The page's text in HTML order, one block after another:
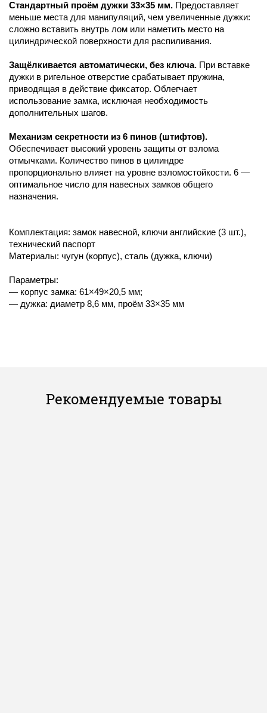
Стандартный проём дужки 33×35 мм. Предоставляет
меньше места для манипуляций, чем увеличенные дужки:
сложно вставить внутрь лом или наметить место на
цилиндрической поверхности для распиливания.
Защёлкивается автоматически, без ключа. При вставке
дужки в ригельное отверстие срабатывает пружина,
приводящая в действие фиксатор. Облегчает
использование замка, исключая необходимость
дополнительных шагов.
Механизм секретности из 6 пинов (штифтов).
Обеспечивает высокий уровень защиты от взлома
отмычками. Количество пинов в цилиндре
пропорционально влияет на уровне взломостойкости. 6 —
оптимальное число для навесных замков общего
назначения.
Комплектация: замок навесной, ключи английские (3 шт.),
технический паспорт
Материалы: чугун (корпус), сталь (дужка, ключи)
Параметры:
— корпус замка: 61×49×20,5 мм;
— дужка: диаметр 8,6 мм, проём 33×35 мм
Рекомендуемые товары